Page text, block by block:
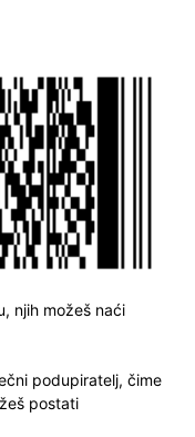
njih možeš naći
podupiratelj, čime
postati